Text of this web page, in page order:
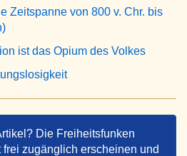
Zeitspanne von 800 v. Chr. bis
ist das Opium des Volkes
Die Freiheitsfunken
zugänglich erscheinen und